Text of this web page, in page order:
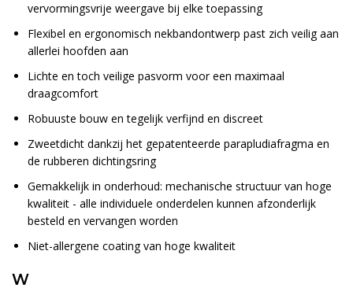
vervormingsvrije weergave bij elke toepassing
Flexibel en ergonomisch nekbandontwerp past zich veilig aan
allerlei hoofden aan
Lichte en toch veilige pasvorm voor een maximaal
draagcomfort
Robuuste bouw en tegelijk verfijnd en discreet
Zweetdicht dankzij het gepatenteerde parapludiafragma en
de rubberen dichtingsring
Gemakkelijk in onderhoud: mechanische structuur van hoge
kwaliteit - alle individuele onderdelen kunnen afzonderlijk
besteld en vervangen worden
Niet-allergene coating van hoge kwaliteit
W